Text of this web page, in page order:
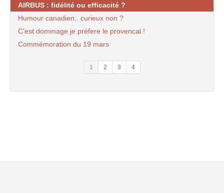
AIRBUS : fidélité ou efficacité ?
Humour canadien.. curieux non ?
C’est dommage je préfere le provencal !
Commémoration du 19 mars
1 2 3 4